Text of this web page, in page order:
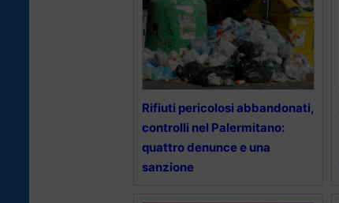
Rifiuti pericolosi abbandonati,
controlli nel Palermitano:
quattro denunce e una
sanzione